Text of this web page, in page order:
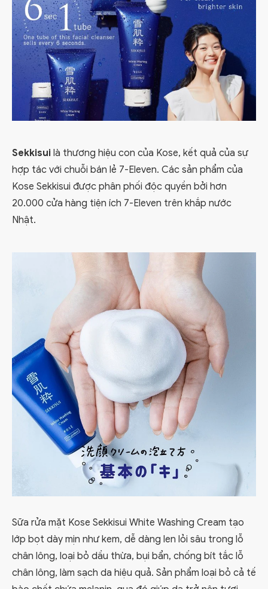
Sekkisui là thương hiệu con của Kose, kết quả của sự
hợp tác với chuỗi bán lẻ 7-Eleven. Các sản phẩm của
Kose Sekkisui được phân phối độc quyền bởi hơn
20.000 cửa hàng tiện ích 7-Eleven trên khắp nước
Nhật.
Sữa rửa mặt Kose Sekkisui White Washing Cream tạo
lớp bọt dày mịn như kem, dễ dàng len lỏi sâu trong lỗ
chân lông, loại bỏ dầu thừa, bụi bẩn, chống bít tắc lỗ
chân lông, làm sạch da hiệu quả. Sản phẩm loại bỏ cả tế